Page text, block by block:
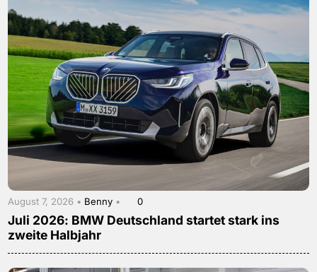
August 7, 2026 • Benny • 0
Juli 2026: BMW Deutschland startet stark ins
zweite Halbjahr